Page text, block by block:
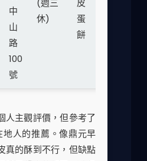
中
山
路
100
號
(週三
休)
皮
蛋
餅
人主觀評價，但參考了
人的推薦。像鼎元早
真的酥到不行，但缺點